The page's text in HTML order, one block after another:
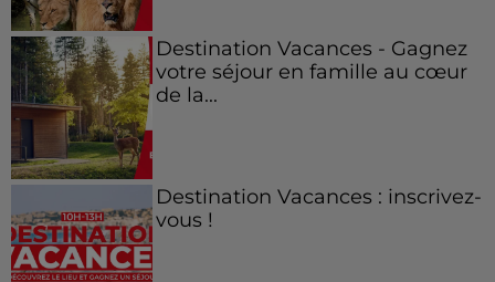
Destination Vacances - Gagnez
votre séjour en famille au cœur
de la...
Destination Vacances : inscrivez-
vous !